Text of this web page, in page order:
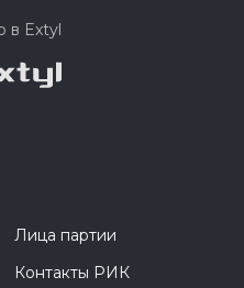
в Extyl
Лица партии
Контакты РИК